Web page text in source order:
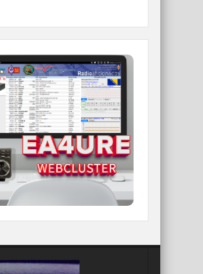
EA4URE
WebCluster de URE,
filtros e información y
con GDURE
WEBCLUSTER